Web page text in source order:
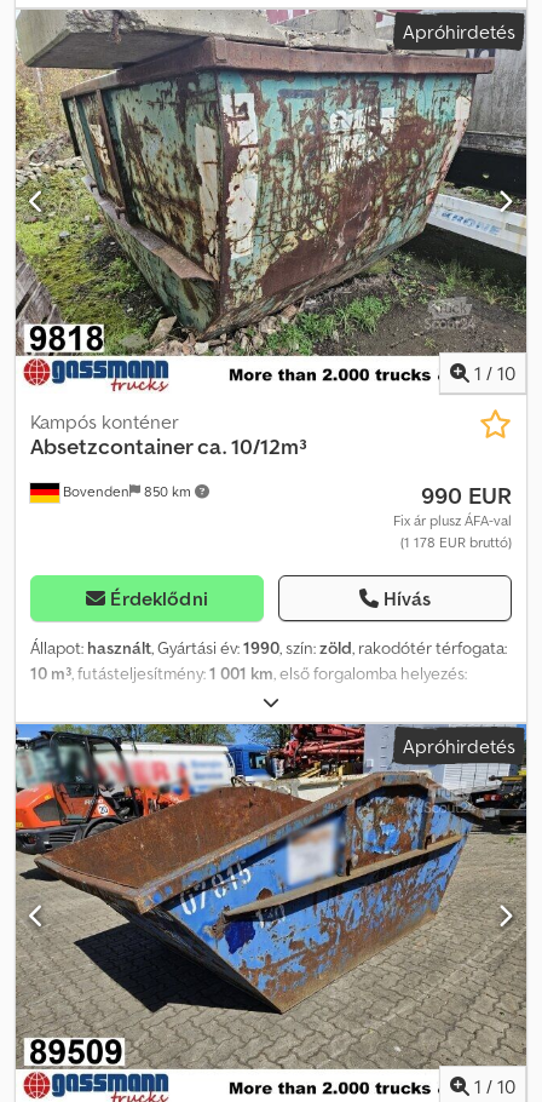
helye: Bovenden Chodsvhnqzepfx Akwja Felépítmény: Nyitott
cseretartály, kb. 5 m³. A gyártó és a pontos gyártási év nem
meghatározható, mivel adattábla már nincs rajta! A tartozékokra
vonatkozó információk tájékoztató jellegűek, a változtatás,
előzetes értékesítés és tévedés jogát fenntartjuk!
Apróhirdetés
1 / 10
Bovenden 850 km
Kampós konténer
Absetzcontainer ca. 10/12m³
990 EUR
Fix ár plusz ÁFA-val
(1 178 EUR bruttó)
Érdeklődni Hívás
Állapot: használt, Gyártási év:1990, szín:zöld, rakodótér térfogata:
10 m³, futásteljesítmény:1 001 km, első forgalomba helyezés:
, vezetőfülke:
Bovenden, acél felépítmény Felépítmény: Aszimmetrikus
cseretartály kb. 10/12 m³. A pontos gyártási év nem állapítható
meg, mivel az adattábla már hiányzik! TARTOZÉKOKRA
VONATKOZÓ INFORMÁCIÓK GARANCIA NÉLKÜL, változások,
közbenső értékesítés és hibák jogát fenntartjuk! Csdpfx
Ajxqrfkokwjha
Apróhirdetés
1 / 10